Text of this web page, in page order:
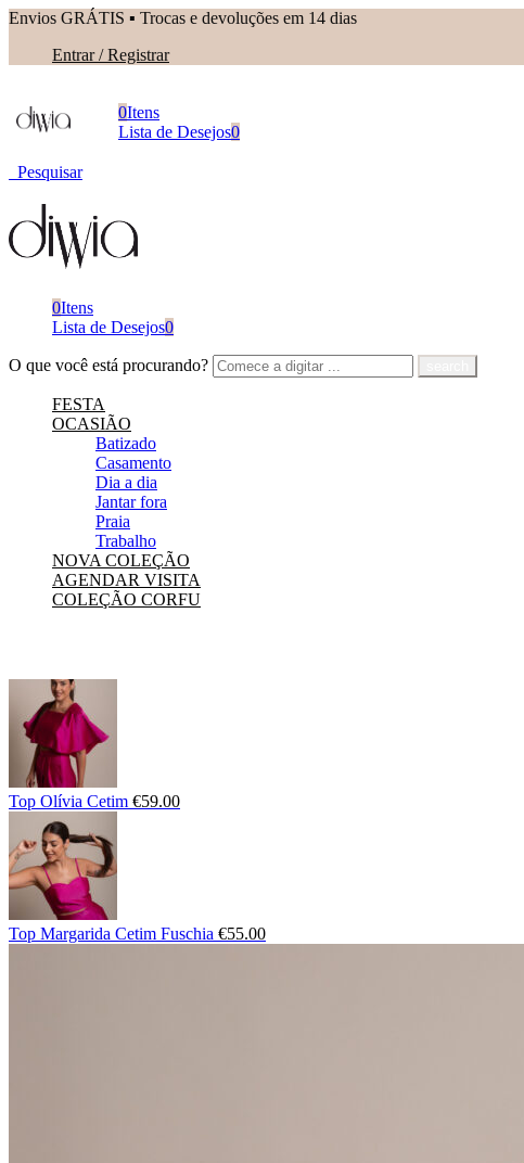
Envios GRÁTIS ▪︎ Trocas e devoluções em 14 dias
Entrar / Registrar
0Itens
Lista de Desejos0
Pesquisar
0Itens
Lista de Desejos0
O que você está procurando?
FESTA
OCASIÃO
Batizado
Casamento
Dia a dia
Jantar fora
Praia
Trabalho
NOVA COLEÇÃO
AGENDAR VISITA
COLEÇÃO CORFU
Top Olívia Cetim €59.00
Top Margarida Cetim Fuschia €55.00